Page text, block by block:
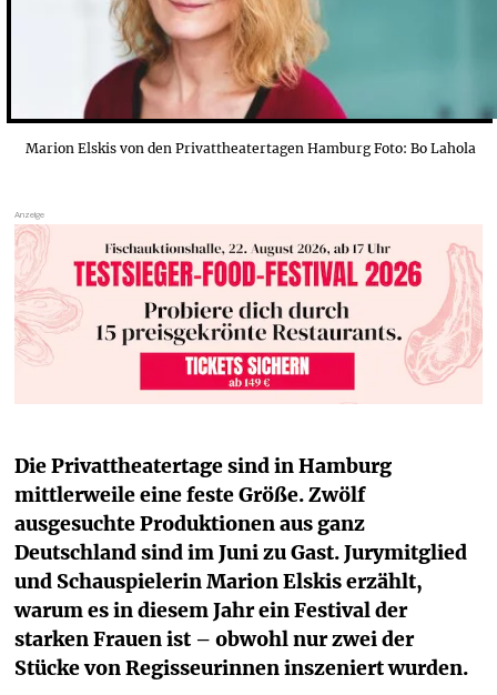
Marion Elskis von den Privattheatertagen Hamburg Foto: Bo Lahola
Die Privattheatertage sind in Hamburg
mittlerweile eine feste Größe. Zwölf
ausgesuchte Produktionen aus ganz
Deutschland sind im Juni zu Gast. Jurymitglied
und Schauspielerin Marion Elskis erzählt,
warum es in diesem Jahr ein Festival der
starken Frauen ist – obwohl nur zwei der
Stücke von Regisseurinnen inszeniert wurden.